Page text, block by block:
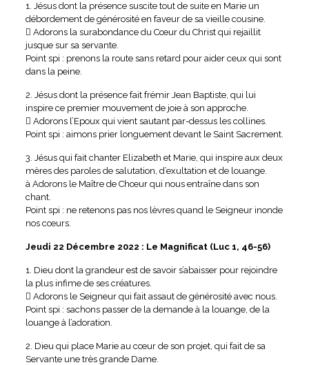
1. Jésus dont la présence suscite tout de suite en Marie un
débordement de générosité en faveur de sa vieille cousine.
 Adorons la surabondance du Cœur du Christ qui rejaillit
jusque sur sa servante.
Point spi : prenons la route sans retard pour aider ceux qui sont
dans la peine.
2. Jésus dont la présence fait frémir Jean Baptiste, qui lui
inspire ce premier mouvement de joie à son approche.
 Adorons l’Epoux qui vient sautant par-dessus les collines.
Point spi : aimons prier longuement devant le Saint Sacrement.
3. Jésus qui fait chanter Elizabeth et Marie, qui inspire aux deux
mères des paroles de salutation, d’exultation et de louange.
à Adorons le Maître de Chœur qui nous entraîne dans son
chant.
Point spi : ne retenons pas nos lèvres quand le Seigneur inonde
nos cœurs.
Jeudi 22 Décembre 2022 : Le Magnificat (Luc 1, 46-56)
1. Dieu dont la grandeur est de savoir s’abaisser pour rejoindre
la plus infime de ses créatures.
 Adorons le Seigneur qui fait assaut de générosité avec nous.
Point spi : sachons passer de la demande à la louange, de la
louange à l’adoration.
2. Dieu qui place Marie au cœur de son projet, qui fait de sa
Servante une très grande Dame.